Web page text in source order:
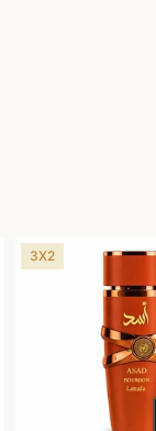
3X2